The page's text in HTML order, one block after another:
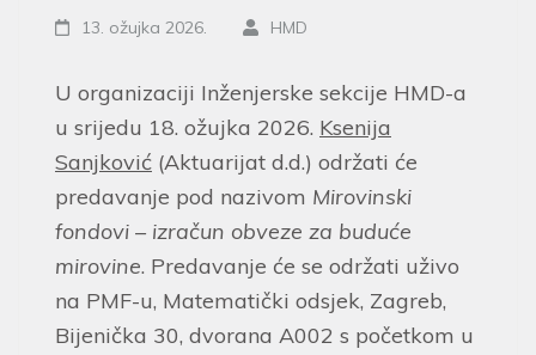
13. ožujka 2026. HMD
U organizaciji Inženjerske sekcije HMD-a
u srijedu 18. ožujka 2026. Ksenija
Sanjković (Aktuarijat d.d.) održati će
predavanje pod nazivom Mirovinski
fondovi – izračun obveze za buduće
mirovine. Predavanje će se održati uživo
na PMF-u, Matematički odsjek, Zagreb,
Bijenička 30, dvorana A002 s početkom u